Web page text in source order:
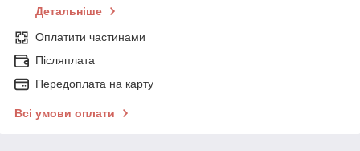
Детальніше
Оплатити частинами
Післяплата
Передоплата на карту
Всі умови оплати